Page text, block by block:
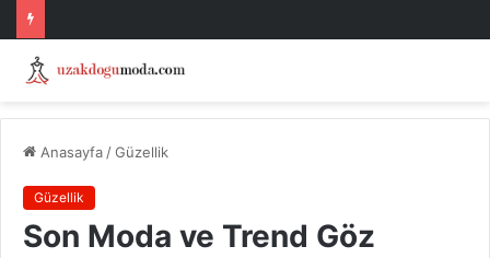
Anasayfa /Güzellik
Güzellik
Son Moda ve Trend Göz